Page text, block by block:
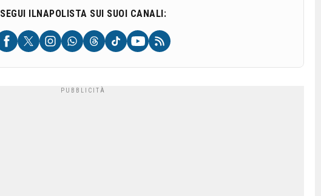
SEGUI ILNAPOLISTA SUI SUOI CANALI: